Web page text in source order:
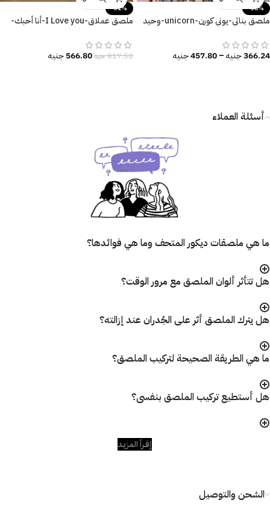
-38%
ملصق بناتي-يوني كورن-unicorn-وحيد
366.24جنيه–
457.80جنيه
-31%
ملصق عملاق-I Love you-أنا أحبك-
817.50جنيه566.80جنيه
أسئلة العملاء
ما هي ملصقات ديكور المتحف وما هي فوائدها؟
هل تتأثر ألوان الملصق مع مرور الوقت؟
هل يترك الملصق أثر على الجُدران عند إزالته؟
ما هي الطريقة الصحيحة لتركيب الملصق؟
هل أستطيع تركيب الملصق بنفسى؟
إقـرأ المزيـد
الشحن والتوصيل